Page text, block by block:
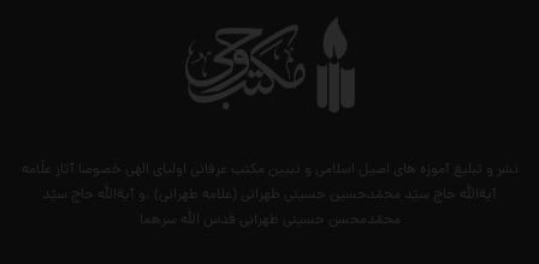
نشر و تبلیغ آموزه های اصیل اسلامی و تبیین مکتب عرفانی اولیای الهی خصوصا آثار علّامه
آیةالله حاج سیّد محمّدحسین حسینی طهرانی (علامه طهرانی) .و آیةالله حاج سیّد
محمّدمحسن حسینی طهرانی قدس الله سرهما